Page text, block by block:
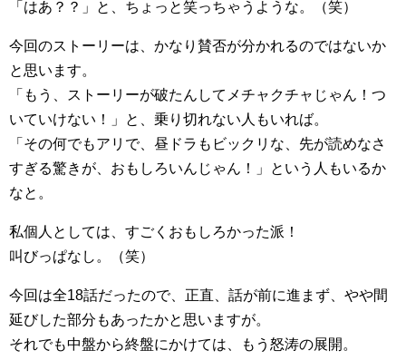
「はあ？？」と、ちょっと笑っちゃうような。（笑）
今回のストーリーは、かなり賛否が分かれるのではないか
と思います。
「もう、ストーリーが破たんしてメチャクチャじゃん！つ
いていけない！」と、乗り切れない人もいれば。
「その何でもアリで、昼ドラもビックリな、先が読めなさ
すぎる驚きが、おもしろいんじゃん！」という人もいるか
なと。
私個人としては、すごくおもしろかった派！
叫びっぱなし。（笑）
今回は全18話だったので、正直、話が前に進まず、やや間
延びした部分もあったかと思いますが。
それでも中盤から終盤にかけては、もう怒涛の展開。